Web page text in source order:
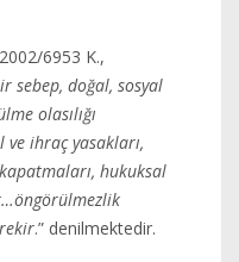
6953 K.,
sebep, doğal, sosyal
olasılığı
ihraç yasakları,
hukuksal
.” denilmektedir.